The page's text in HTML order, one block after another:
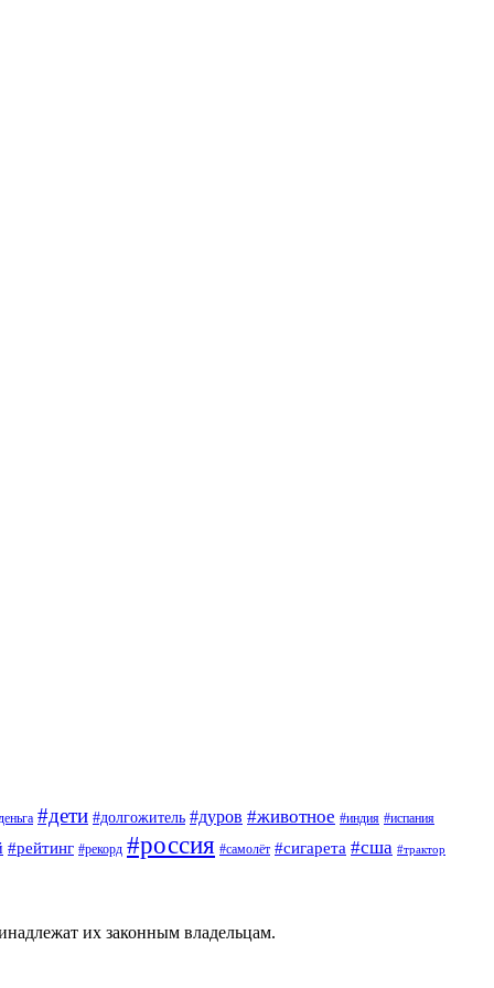
#дети #долгожитель #дуров #животное #индия #испания
#рейтинг #рекорд #россия #самолёт #сигарета #сша #трактор
их законным владельцам.